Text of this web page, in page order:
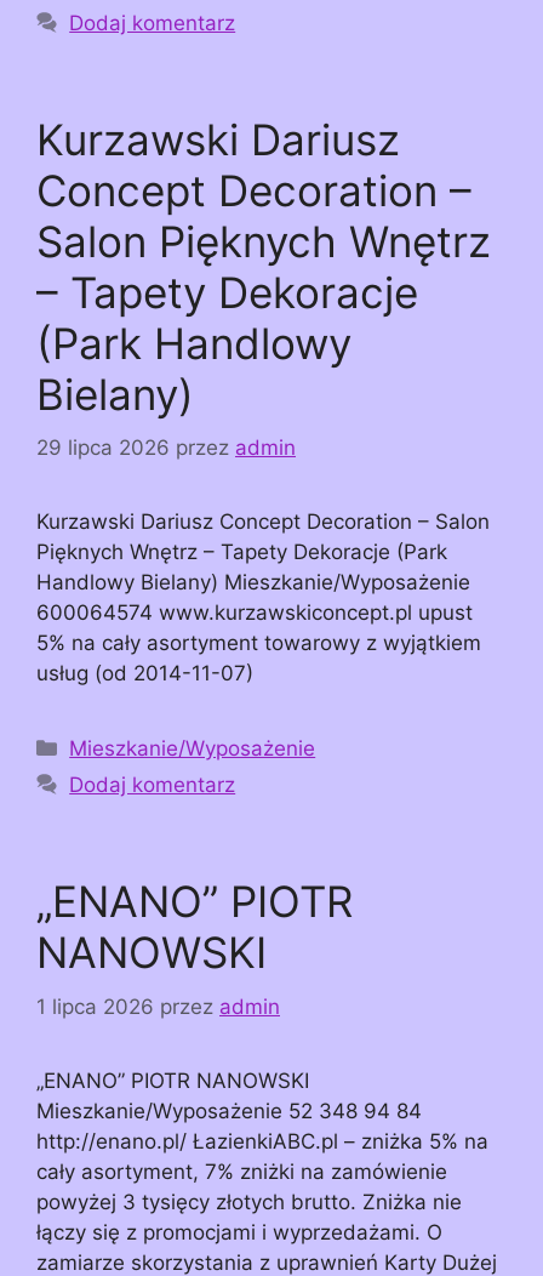
Dodaj komentarz
Kurzawski Dariusz
Concept Decoration –
Salon Pięknych Wnętrz
– Tapety Dekoracje
(Park Handlowy
Bielany)
29 lipca 2026 przez admin
Kurzawski Dariusz Concept Decoration – Salon
Pięknych Wnętrz – Tapety Dekoracje (Park
Handlowy Bielany) Mieszkanie/Wyposażenie
600064574 www.kurzawskiconcept.pl upust
5% na cały asortyment towarowy z wyjątkiem
usług (od 2014-11-07)
Kategorie
Mieszkanie/Wyposażenie
Dodaj komentarz
„ENANO” PIOTR
NANOWSKI
1 lipca 2026 przez admin
„ENANO” PIOTR NANOWSKI
Mieszkanie/Wyposażenie 52 348 94 84
http://enano.pl/ ŁazienkiABC.pl – zniżka 5% na
cały asortyment, 7% zniżki na zamówienie
powyżej 3 tysięcy złotych brutto. Zniżka nie
łączy się z promocjami i wyprzedażami. O
zamiarze skorzystania z uprawnień Karty Dużej